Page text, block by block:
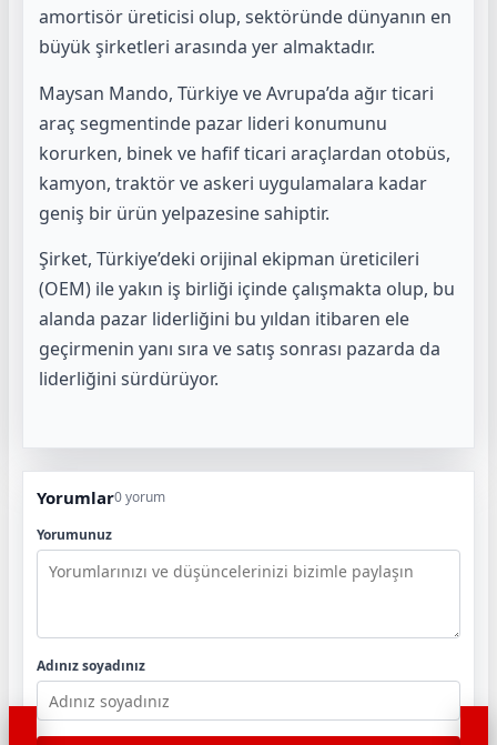
amortisör üreticisi olup, sektöründe dünyanın en
büyük şirketleri arasında yeralmaktadır.
Maysan Mando, Türkiye ve Avrupa’da ağır ticari
araç segmentinde pazar lideri konumunu
korurken, binek ve hafif ticari araçlardan otobüs,
kamyon, traktör ve askeri uygulamalara kadar
geniş bir ürün yelpazesinesahiptir.
Şirket, Türkiye’deki orijinal ekipman üreticileri
(OEM) ile yakın iş birliği içinde çalışmakta olup, bu
alanda pazar liderliğini bu yıldan itibaren ele
geçirmenin yanı sıra ve satış sonrası pazarda da
liderliğini sürdürüyor.
Yorumlar0 yorum
Yorumunuz
Adınız soyadınız